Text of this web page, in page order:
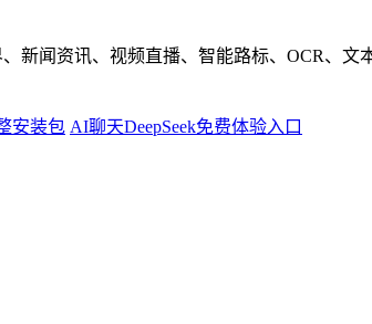
新闻资讯、视频直播、智能路标、OCR、
安装包 AI聊天DeepSeek免费体验入口